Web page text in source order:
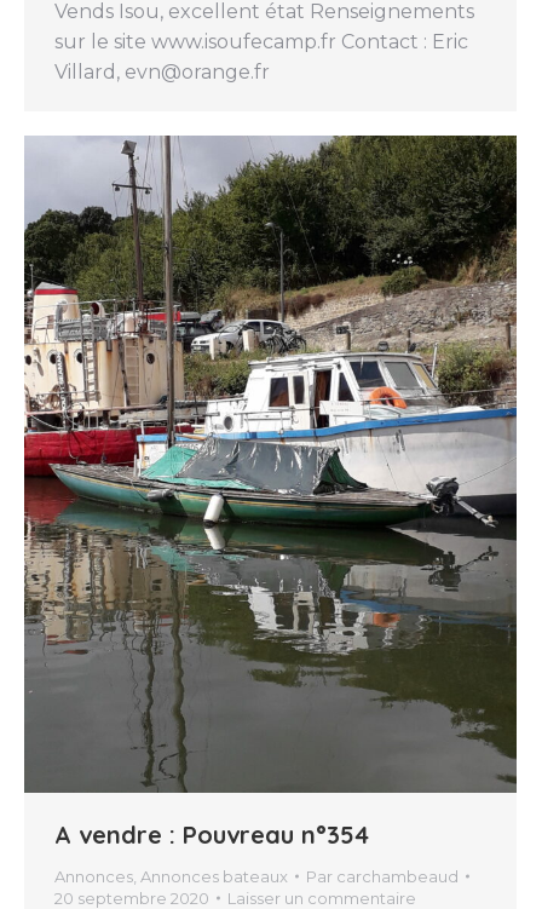
Vends Isou, excellent état Renseignements
sur le site www.isoufecamp.fr Contact : Eric
Villard, evn@orange.fr
A vendre : Pouvreau n°354
Annonces Annonces bateaux Par carchambeaud
20 septembre 2020
Laisser un commentaire